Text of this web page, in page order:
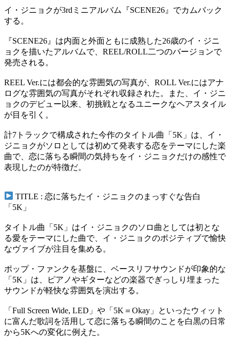
イ・ジニョクが3rdミニアルバム『SCENE26』でカムバック
する。
『SCENE26』は内面と外面ともに成熟した26歳のイ・ジニ
ョクを描いたアルバムで、REEL/ROLL二つのバージョンで
発売される。
REEL Ver.には都会的な雰囲気の写真が、ROLL Ver.にはアナ
ログな雰囲気の写真がそれぞれ収録された。また、イ・ジニ
ョクのデビュー以来、初挑戦となるユニークなヘアスタイル
が目を引く。
計7トラックで構成された今作のタイトル曲「5K」は、イ・
ジニョクがソロとしては初めて発表する恋をテーマにした楽
曲で、恋に落ちる瞬間の気持ちをイ・ジニョクだけの感性で
表現したのが特徴だ。
TITLE : 恋に落ちたイ・ジニョクのまっすぐな告白
「5K」
タイトル曲「5K」はイ・ジニョクのソロ曲としては初とな
る愛をテーマにした曲で、イ・ジニョクのポジティブで愉快
なヴァイブが注目を集める。
ポップ・ファンクを基盤に、ベースリフサウンドが印象的な
「5K」は、ピアノやギターなどの楽器でぎっしり埋まった
サウンドが軽快な雰囲気を演出する。
「Full Screen Wide, LED」や「5K＝Okay」といったウィット
に富んだ歌詞を活用して恋に落ちる瞬間のことを白黒の日常
から5Kへの変化に例えた。